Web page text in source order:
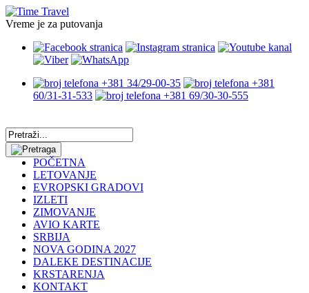
Vreme je za putovanja
+381 34/29-00-35
+381
60/31-31-533
+381 69/30-30-555
POČETNA
LETOVANJE
EVROPSKI GRADOVI
IZLETI
ZIMOVANJE
AVIO KARTE
SRBIJA
NOVA GODINA 2027
DALEKE DESTINACIJE
KRSTARENJA
KONTAKT